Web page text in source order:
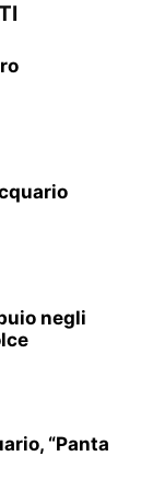
negli
“Panta